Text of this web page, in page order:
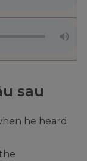
sau
he heard